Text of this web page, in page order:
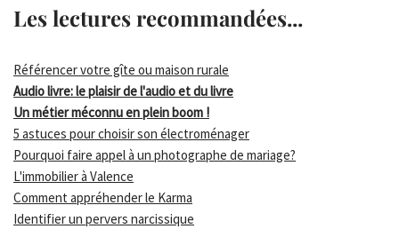
Les lectures recommandées...
Référencer votre gîte ou maison rurale
Audio livre: le plaisir de l'audio et du livre
Un métier méconnu en plein boom !
5 astuces pour choisir son électroménager
Pourquoi faire appel à un photographe de mariage?
L'immobilier à Valence
Comment appréhender le Karma
Identifier un pervers narcissique